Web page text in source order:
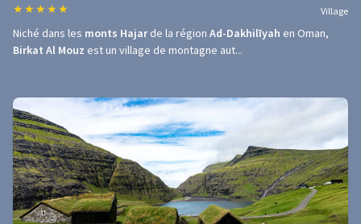
★ ★ ★ ★ ★ Village
Niché dans les monts Hajarde la région Ad-Dakhilīyah en Oman,
Birkat Al Mouz est un village de montagne aut...